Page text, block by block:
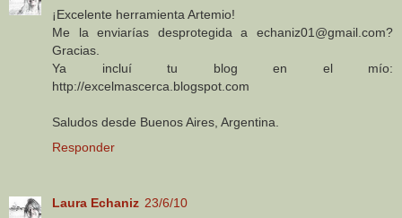
¡Excelente herramienta Artemio!
Me la enviarías desprotegida a echaniz01@gmail.com?
Gracias.
Ya incluí tu blog en el mío:
http://excelmascerca.blogspot.com
Saludos desde Buenos Aires, Argentina.
Responder
Laura Echaniz 23/6/10